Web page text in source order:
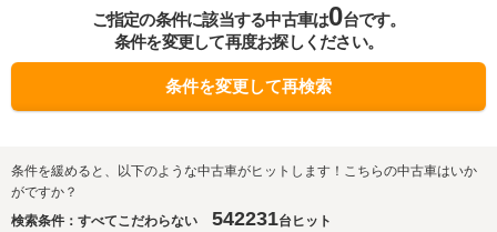
ご指定の条件に該当する中古車は0台です。
条件を変更して再度お探しください。
条件を変更して再検索
条件を緩めると、以下のような中古車がヒットします！こちらの中古車はいか
がですか？
検索条件：すべてこだわらない
542231台ヒット